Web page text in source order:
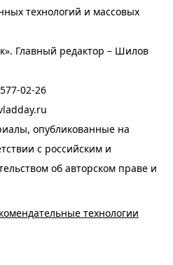
технологий и массовых
Главный редактор – Шилов
02-26
опубликованные на
с российским и
об авторском праве и
технологии